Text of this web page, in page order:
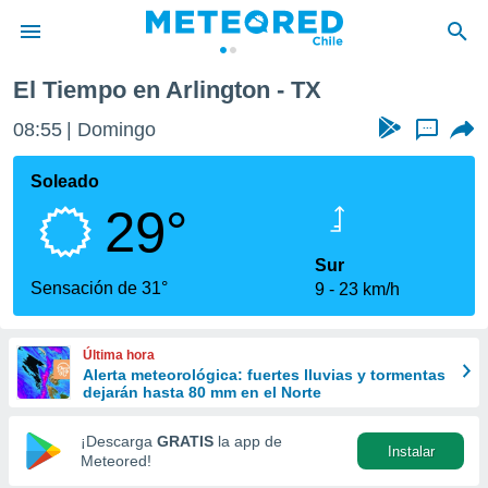
de
por
que se
calidad.
a este
las
y
forma
digital
basada
El Tiempo en Arlington - TX
08:55 Domingo ...
Soleado
29°
Sensación de 31°
Sur
9
23 km/h
Última hora
Alerta meteorológica: fuertes lluvias y tormentas
dejarán hasta 80 mm en el Norte
¡Descarga GRATIS la app de
Meteored!
Instalar